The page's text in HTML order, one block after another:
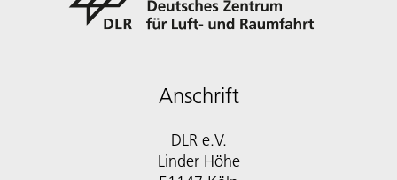
Anschrift
DLR e.V.
Linder Höhe